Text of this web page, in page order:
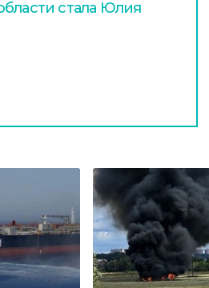
стала Юлия